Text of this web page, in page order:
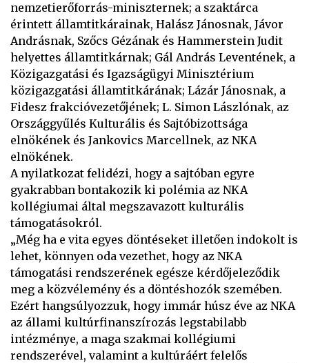
nemzetierőforrás-miniszternek; a szaktárca
érintett államtitkárainak, Halász Jánosnak, Jávor
Andrásnak, Szőcs Gézának és Hammerstein Judit
helyettes államtitkárnak; Gál András Leventének, a
Közigazgatási és Igazságügyi Minisztérium
közigazgatási államtitkárának; Lázár Jánosnak, a
Fidesz frakcióvezetőjének; L. Simon Lászlónak, az
Országgyűlés Kulturális és Sajtóbizottsága
elnökének és Jankovics Marcellnek, az NKA
elnökének.
A nyilatkozat felidézi, hogy a sajtóban egyre
gyakrabban bontakozik ki polémia az NKA
kollégiumai által megszavazott kulturális
támogatásokról.
„Még ha e vita egyes döntéseket illetően indokolt is
lehet, könnyen oda vezethet, hogy az NKA
támogatási rendszerének egésze kérdőjeleződik
meg a közvélemény és a döntéshozók szemében.
Ezért hangsúlyozzuk, hogy immár húsz éve az NKA
az állami kultúrfinanszírozás legstabilabb
intézménye, a maga szakmai kollégiumi
rendszerével, valamint a kultúráért felelős